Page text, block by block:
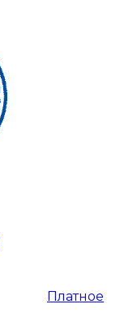
Платное